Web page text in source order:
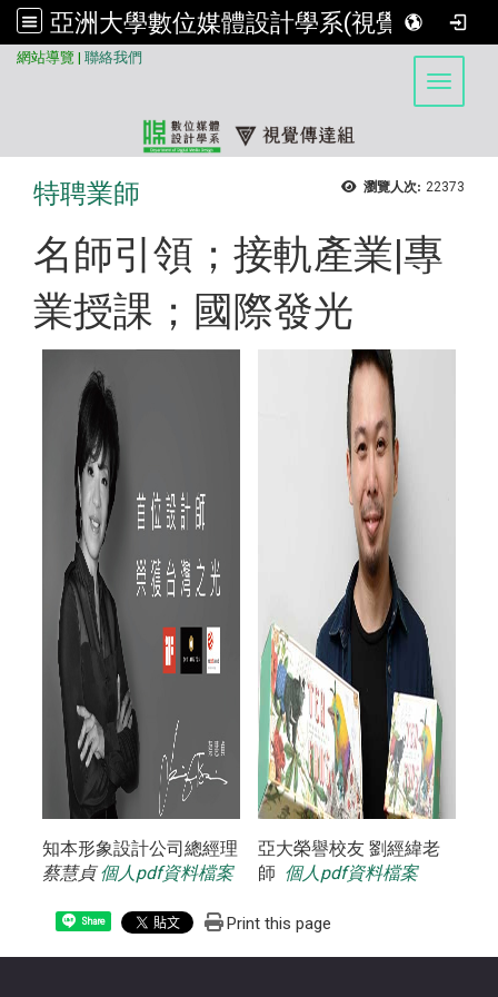
亞洲大學數位媒體設計學系(視覺傳達組)
網站導覽 | 聯絡我們
Toggle
瀏覽人次: 22373
特聘業師
名師引領；接軌產業|專
業授課；國際發光
知本形象設計公司總經理
蔡慧貞個人pdf資料檔案
亞大榮譽校友 劉經緯老
師 個人pdf資料檔案
Share Print this page